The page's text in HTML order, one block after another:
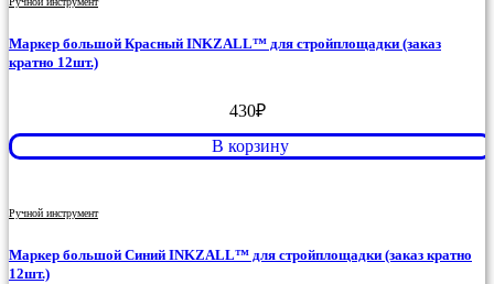
Маркер большой Красный INKZALL™ для стройплощадки (заказ
кратно 12шт.)
430₽
В корзину
Ручной инструмент
Маркер большой Синий INKZALL™ для стройплощадки (заказ кратно
12шт.)